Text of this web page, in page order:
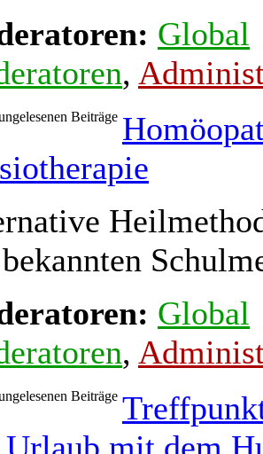
Global
,
Global
,